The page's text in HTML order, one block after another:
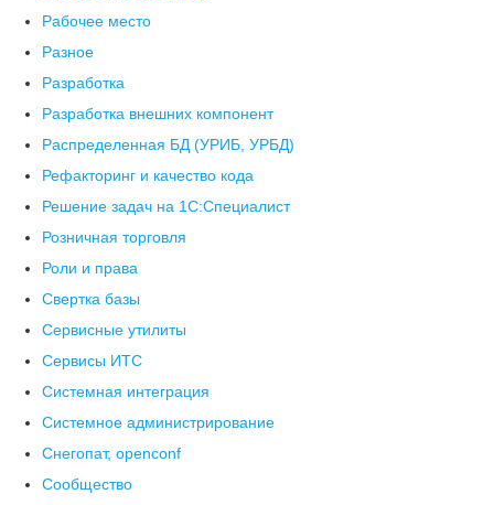
Рабочее место
Разное
Разработка
Разработка внешних компонент
Распределенная БД (УРИБ, УРБД)
Рефакторинг и качество кода
Решение задач на 1С:Специалист
Розничная торговля
Роли и права
Свертка базы
Сервисные утилиты
Сервисы ИТС
Системная интеграция
Системное администрирование
Снегопат, openconf
Сообщество